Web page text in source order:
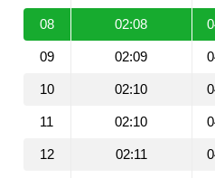
08 02:08
09 02:09
10 02:10
11 02:10
12 02:11